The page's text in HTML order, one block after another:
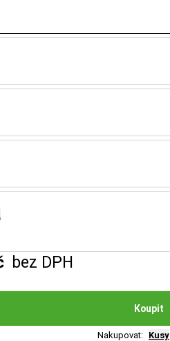
bez DPH
Koupit
Nakupovat: Kusy